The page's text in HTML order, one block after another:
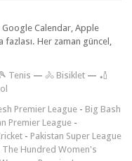
Calendar, Apple
Her zaman güncel,
Tenis — 🚴 Bisiklet — 🏏
Premier League - Big Bash
Premier League -
- Pakistan Super League
The Hundred Women's